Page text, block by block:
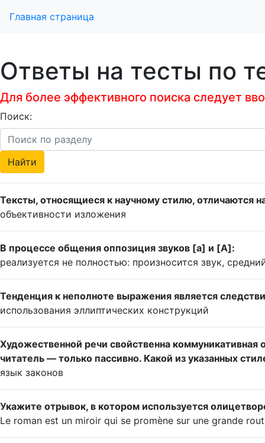
Главная страница
Ответы на тесты по
Для более эффективного поиска следует
Поиск:
Тексты, относящиеся к научному стилю, отличаются
объективности изложения
В процессе общения оппозиция звуков [a] и [A]:
реализуется не полностью: произносится звук,
Тенденция к неполноте выражения является
использования эллиптических конструкций
Художественной речи свойственна коммуникативная
читатель — только пассивно. Какой из указанных
язык законов
Укажите отрывок, в котором используется
Le roman est un miroir qui se promène sur une grande